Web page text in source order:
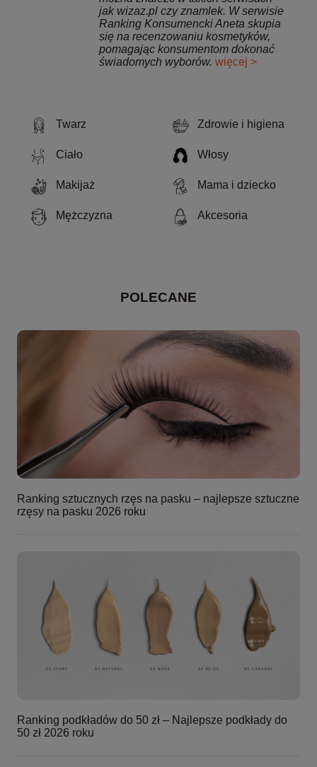
Twarz Zdrowie i higiena
Ciało Włosy
Makijaż Mama i dziecko
Mężczyzna Akcesoria
POLECANE
Ranking sztucznych rzęs na pasku – najlepsze sztuczne
rzęsy na pasku 2026 roku
Ranking podkładów do 50 zł – Najlepsze podkłady do
50 zł 2026 roku
jak wizaz.pl czy znamlek. W serwisie
Ranking Konsumencki Aneta skupia
się na recenzowaniu kosmetyków,
pomagając konsumentom dokonać
świadomych wyborów. więcej >